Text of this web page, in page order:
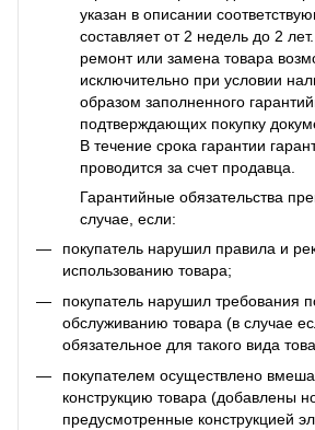
указан в описании
составляет от 2 недель до 2
ремонт или замена товара
исключительно при условии
образом заполненного
подтверждающих покупку
В течение срока гарантии
проводится за счет продавца.
Гарантийные обязательства
случае, если:
покупатель нарушил правила и
использованию товара;
покупатель нарушил требования
обслуживанию товара (в случае
обязательное для такого вида
покупателем осуществлено
конструкцию товара (добавлены
предусмотренные конструкцией